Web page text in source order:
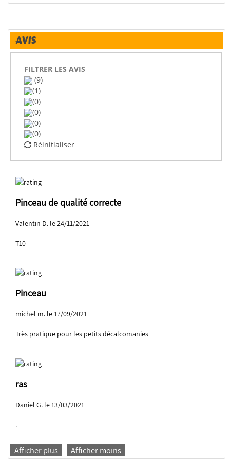
AVIS
FILTRER LES AVIS
(9)
(1)
(0)
(0)
(0)
(0)
Réinitialiser
Pinceau de qualité correcte
Valentin D. le 24/11/2021
T10
Pinceau
michel m. le 17/09/2021
Très pratique pour les petits décalcomanies
ras
Daniel G. le 13/03/2021
.
Afficher plus Afficher moins